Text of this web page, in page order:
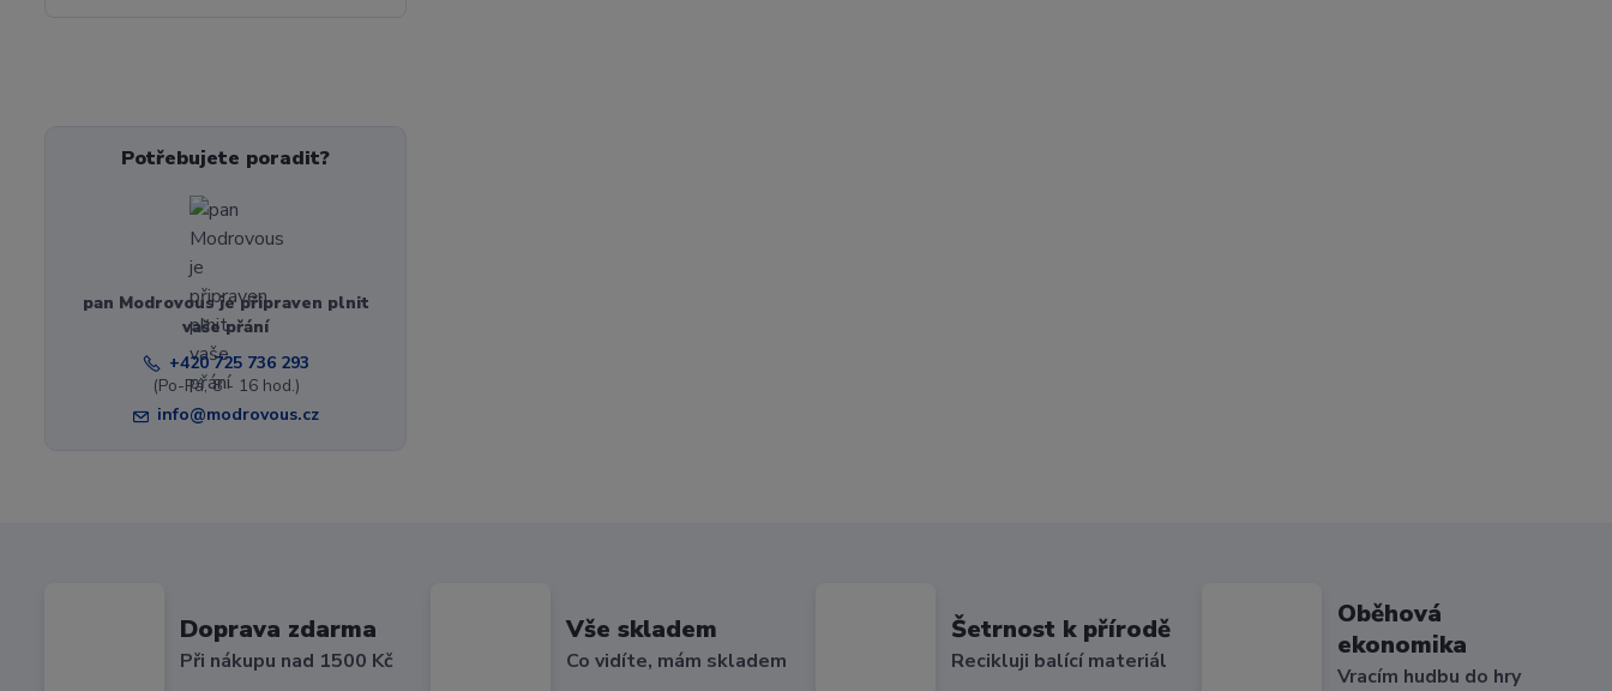
Potřebujete poradit?
pan Modrovous je připraven plnit
vaše přání
+420 725 736 293
(Po-Pá, 8 - 16 hod.)
info@modrovous.cz
Doprava zdarma
Při nákupu nad 1500 Kč
Vše skladem
Co vidíte, mám skladem
Šetrnost k přírodě
Recikluji balící materiál
Oběhová
ekonomika
Vracím hudbu do hry